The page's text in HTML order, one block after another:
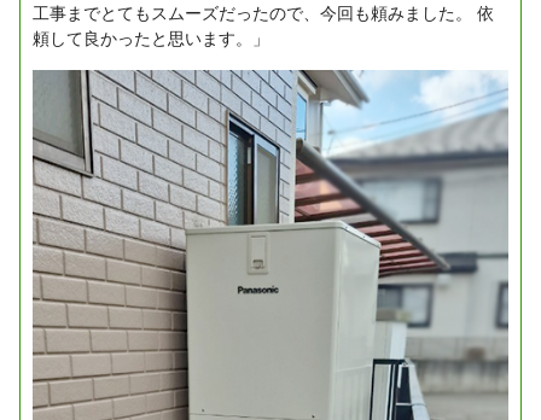
工事までとてもスムーズだったので、今回も頼みました。
依
頼して良かったと思います。」